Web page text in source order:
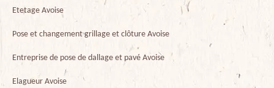
Etetage Avoise
Pose et changement grillage et clôture Avoise
Entreprise de pose de dallage et pavé Avoise
Elagueur Avoise